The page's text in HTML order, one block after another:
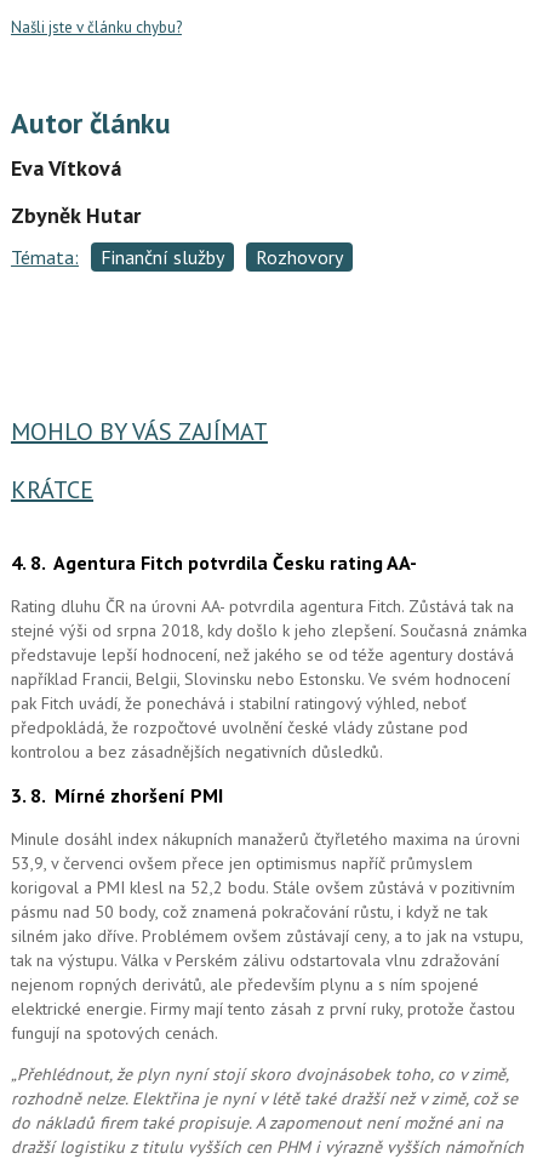
Našli jste v článku chybu?
Autor článku
Eva Vítková
Zbyněk Hutar
Témata: Finanční služby Rozhovory
MOHLO BY VÁS ZAJÍMAT
KRÁTCE
4. 8. Agentura Fitch potvrdila Česku rating AA-
Rating dluhu ČR na úrovni AA- potvrdila agentura Fitch. Zůstává tak na
stejné výši od srpna 2018, kdy došlo k jeho zlepšení. Současná známka
představuje lepší hodnocení, než jakého se od téže agentury dostává
například Francii, Belgii, Slovinsku nebo Estonsku. Ve svém hodnocení
pak Fitch uvádí, že ponechává i stabilní ratingový výhled, neboť
předpokládá, že rozpočtové uvolnění české vlády zůstane pod
kontrolou a bez zásadnějších negativních důsledků.
3. 8. Mírné zhoršení PMI
Minule dosáhl index nákupních manažerů čtyřletého maxima na úrovni
53,9, v červenci ovšem přece jen optimismus napříč průmyslem
korigoval a PMI klesl na 52,2 bodu. Stále ovšem zůstává v pozitivním
pásmu nad 50 body, což znamená pokračování růstu, i když ne tak
silném jako dříve. Problémem ovšem zůstávají ceny, a to jak na vstupu,
tak na výstupu. Válka v Perském zálivu odstartovala vlnu zdražování
nejenom ropných derivátů, ale především plynu a s ním spojené
elektrické energie. Firmy mají tento zásah z první ruky, protože častou
fungují na spotových cenách.
„Přehlédnout, že plyn nyní stojí skoro dvojnásobek toho, co v zimě,
rozhodně nelze. Elektřina je nyní v létě také dražší než v zimě, což se
do nákladů firem také propisuje. A zapomenout není možnéani na
dražší logistiku z titulu vyšších cen PHM i výrazně vyšších námořních